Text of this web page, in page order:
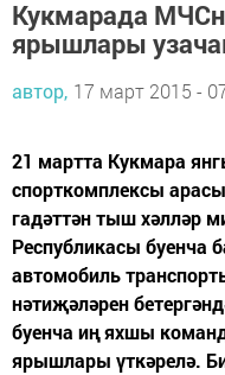
Кукмарада
ярышлары
автор, 17 март 2015 -
21 мартта Кукмара
спорткомплексы
гадәттән тыш хәлләр
Республикасы буенча
автомобиль
нәтиҗәләрен
буенча иң яхшы
ярышлары үткәрелә.